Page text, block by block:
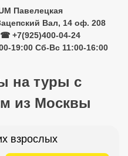
Павелецкая
Вал, 14 оф. 208
☎ +7(925)400-04-24
19:00 Сб-Вс 11:00-16:00
на туры с
из Москвы
взрослых